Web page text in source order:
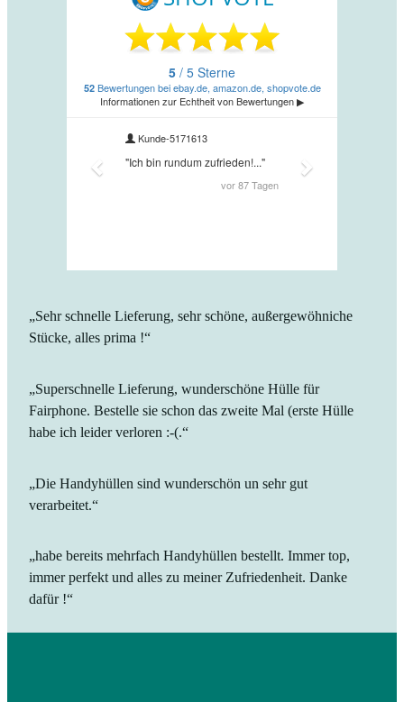
„Sehr schnelle Lieferung, sehr schöne, außergewöhniche
Stücke, alles prima !“
„Superschnelle Lieferung, wunderschöne Hülle für
Fairphone. Bestelle sie schon das zweite Mal (erste Hülle
habe ich leider verloren :-(.“
„Die Handyhüllen sind wunderschön un sehr gut
verarbeitet.“
„habe bereits mehrfach Handyhüllen bestellt. Immer top,
immer perfekt und alles zu meiner Zufriedenheit. Danke
dafür !“